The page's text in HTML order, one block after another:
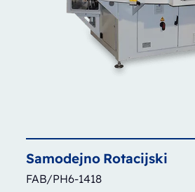
Samodejno Rotacijski
FAB/PH6-1418